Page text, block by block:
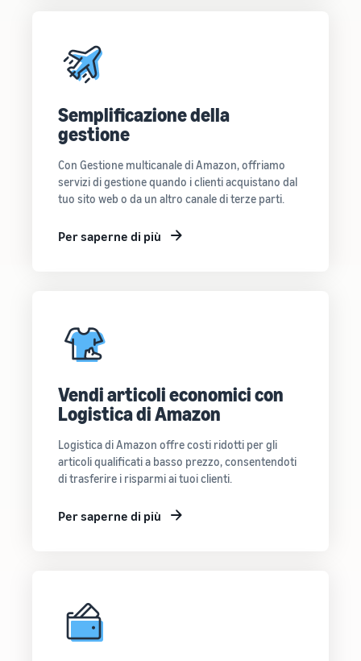
Semplificazione della
gestione
Con Gestione multicanale di Amazon, offriamo
servizi di gestione quando i clienti acquistano dal
tuo sito web o da un altro canale di terze parti.
Per saperne di più
Vendi articoli economici con
Logistica di Amazon
Logistica di Amazon offre costi ridotti per gli
articoli qualificati a basso prezzo, consentendoti
di trasferire i risparmi ai tuoi clienti.
Per saperne di più